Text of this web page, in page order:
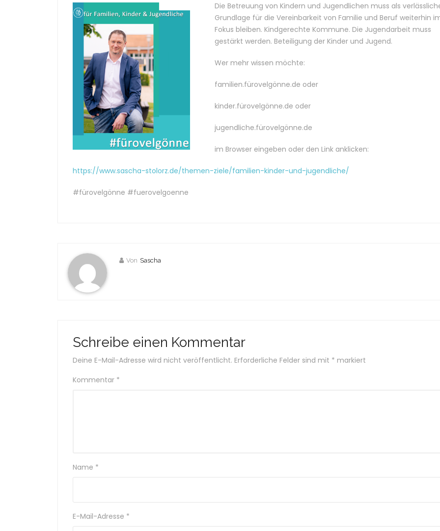
Die Betreuung von Kindern und Jugendlichen muss als
Grundlage für die Vereinbarkeit von Familie und Beruf weiterhin
Fokus bleiben. Kindgerechte Kommune. Die Jugendarbeit muss
gestärkt werden. Beteiligung der Kinder und Jugend.
Wer mehr wissen möchte:
familien.fürovelgönne.de oder
kinder.fürovelgönne.de oder
jugendliche.fürovelgönne.de
im Browser eingeben oder den Link anklicken:
https://www.sascha-stolorz.de/themen-ziele/familien-kinder-und-jugendliche/
#fürovelgönne #fuerovelgoenne
Von Sascha
Schreibe einen Kommentar
Deine E-Mail-Adresse wird nicht veröffentlicht. Erforderliche Felder sind mit * markiert
Kommentar *
Name *
E-Mail-Adresse *